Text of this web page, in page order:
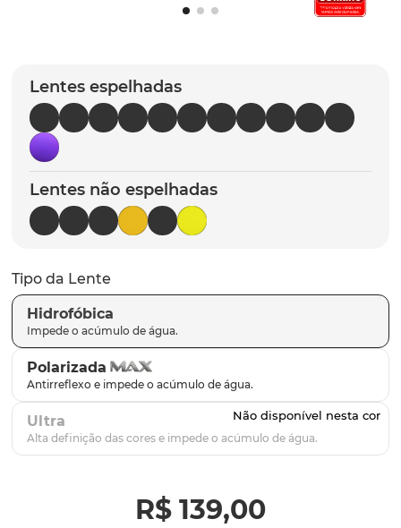
Lentes espelhadas
Lentes não espelhadas
Tipo da Lente
Hidrofóbica
Polarizada
Ultra
R$ 139,00